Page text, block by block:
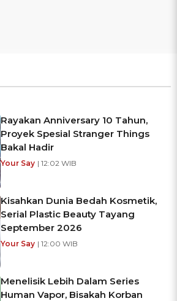
Rayakan Anniversary 10 Tahun,
Proyek Spesial Stranger Things
Bakal Hadir
Your Say | 12:02 WIB
Kisahkan Dunia Bedah Kosmetik,
Serial Plastic Beauty Tayang
September 2026
Your Say | 12:00 WIB
Menelisik Lebih Dalam Series
Human Vapor, Bisakah Korban